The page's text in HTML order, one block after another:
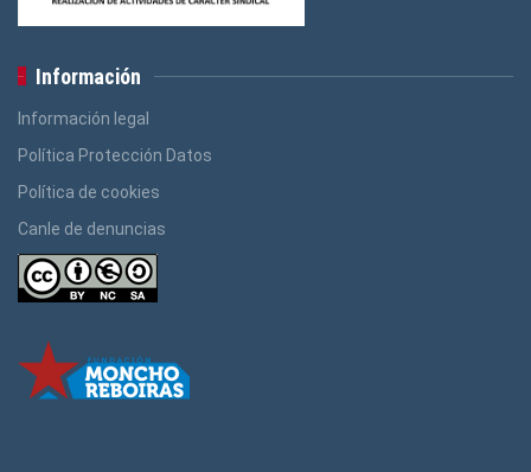
Información
Información legal
Política Protección Datos
Política de cookies
Canle de denuncias